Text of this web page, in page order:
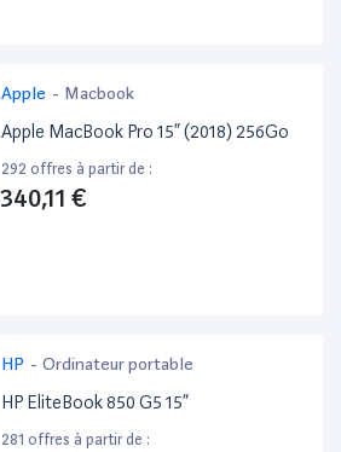
Apple - Macbook
Apple MacBook Pro 15” (2018) 256Go
292 offres à partir de :
340,11 €
HP - Ordinateur portable
HP EliteBook 850 G5 15”
281 offres à partir de :